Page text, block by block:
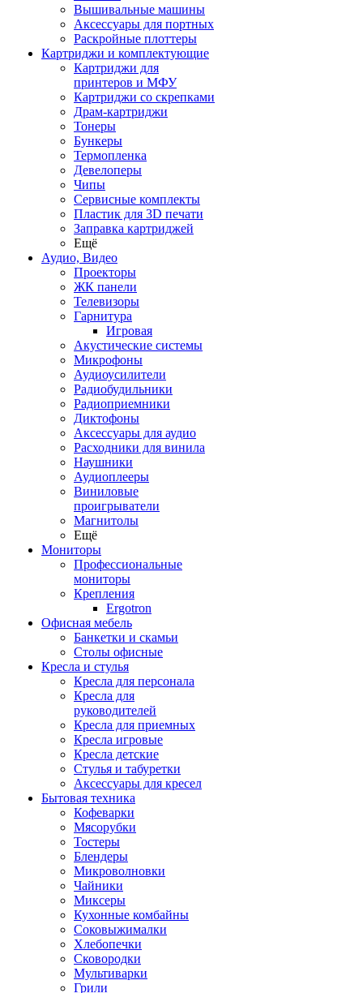
Вышивальные машины
Аксессуары для портных
Раскройные плоттеры
Картриджи и комплектующие
Картриджи для
принтеров и МФУ
Картриджи со скрепками
Драм-картриджи
Тонеры
Бункеры
Термопленка
Девелоперы
Чипы
Сервисные комплекты
Пластик для 3D печати
Заправка картриджей
Ещё
Аудио, Видео
Проекторы
ЖК панели
Телевизоры
Гарнитура
Игровая
Акустические системы
Микрофоны
Аудиоусилители
Радиобудильники
Радиоприемники
Диктофоны
Аксессуары для аудио
Расходники для винила
Наушники
Аудиоплееры
Виниловые
проигрыватели
Магнитолы
Ещё
Мониторы
Профессиональные
мониторы
Крепления
Ergotron
Офисная мебель
Банкетки и скамьи
Столы офисные
Кресла и стулья
Кресла для персонала
Кресла для
руководителей
Кресла для приемных
Кресла игровые
Кресла детские
Стулья и табуретки
Аксессуары для кресел
Бытовая техника
Кофеварки
Мясорубки
Тостеры
Блендеры
Микроволновки
Чайники
Миксеры
Кухонные комбайны
Соковыжималки
Хлебопечки
Сковородки
Мультиварки
Грили